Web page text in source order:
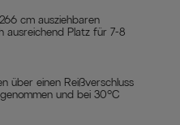
cm ausziehbaren
ausreichend Platz für 7-8
über einen Reißverschluss
und bei 30°C